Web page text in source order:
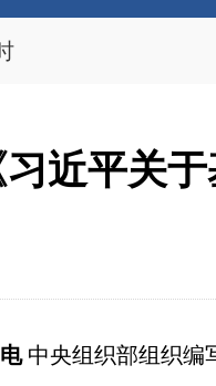
习近平关
中央组织部组织编